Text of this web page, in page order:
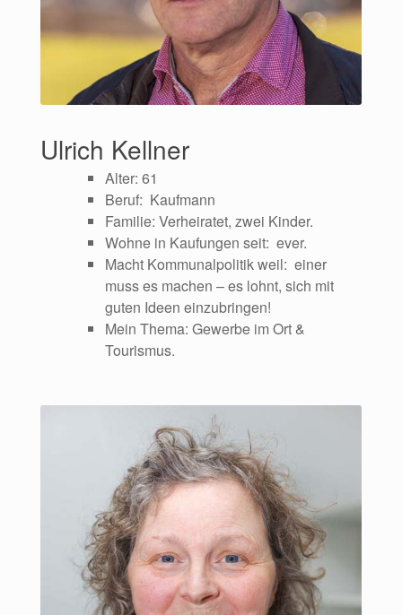
Ulrich Kellner
Alter: 61
Beruf: Kaufmann
Familie: Verheiratet, zwei Kinder.
Wohne in Kaufungen seit: ever.
Macht Kommunalpolitik weil: einer
muss es machen – es lohnt, sich mit
guten Ideen einzubringen!
Mein Thema: Gewerbe im Ort &
Tourismus.